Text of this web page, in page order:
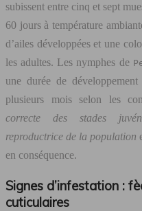
subissent entre cinq et sept
60 jours à température
d’ailes développées et une
les adultes. Les nymphes de
une durée de
plusieurs mois selon les
correcte des stades
reproductrice de la population
en conséquence.
Signes d’infestation :
cuticulaires